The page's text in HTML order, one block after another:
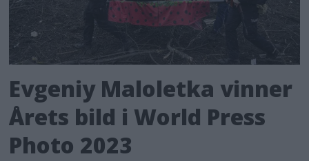
Evgeniy Maloletka vinner
Årets bild i World Press
Photo 2023